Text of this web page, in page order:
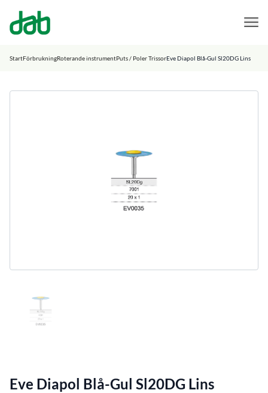
DAB Dental
StartFörbrukningRoterande instrumentPuts / Poler TrissorEve Diapol Blå-Gul Sl20DG Lins
Eve Diapol Blå-Gul Sl20DG Lins